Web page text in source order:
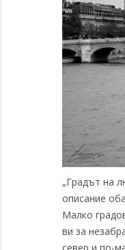
„Градът на
описание
Малко
ви за